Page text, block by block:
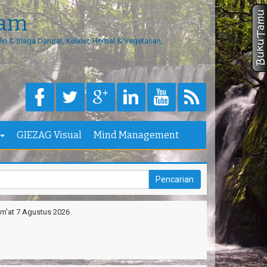
& Siaga Darurat, Kuliner, Herbal & Vegetarian,
GIEZAG Visual Mind Management
7 Agustus 2026